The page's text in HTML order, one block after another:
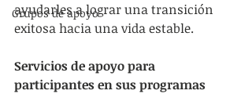
Grupos de apoyo
ayudarles a lograr una transición
exitosa hacia una vida estable.
Servicios de apoyo para
participantes en sus programas